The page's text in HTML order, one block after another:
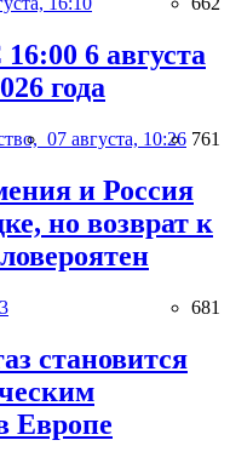
6 августа
года
07 августа, 10:26 761
и Россия
но возврат к
681
становится
Европе